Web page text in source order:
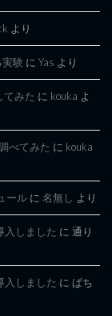
より
験 に Yas より
てみた に kouka よ
べてみた に kouka
ール に 名無し より
入しました に 通り
入しました に ぱち